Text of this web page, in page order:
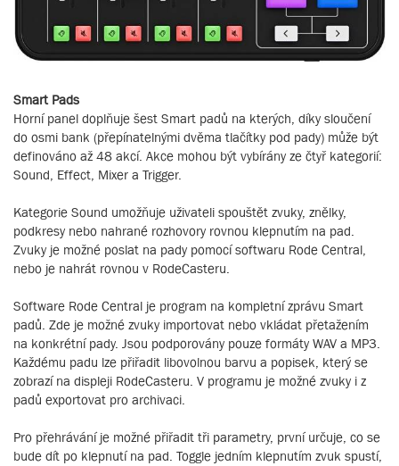
Smart Pads
Horní panel doplňuje šest Smart padů na kterých, díky sloučení
do osmi bank (přepínatelnými dvěma tlačítky pod pady) může být
definováno až 48 akcí. Akce mohou být vybírány ze čtyř kategorií:
Sound, Effect, Mixer a Trigger.
Kategorie Sound umožňuje uživateli spouštět zvuky, znělky,
podkresy nebo nahrané rozhovory rovnou klepnutím na pad.
Zvuky je možné poslat na pady pomocí softwaru Rode Central,
nebo je nahrát rovnou v RodeCasteru.
Software Rode Central je program na kompletní zprávu Smart
padů. Zde je možné zvuky importovat nebo vkládat přetažením
na konkrétní pady. Jsou podporovány pouze formáty WAV a MP3.
Každému padu lze přiřadit libovolnou barvu a popisek, který se
zobrazí na displeji RodeCasteru. V programu je možné zvuky i z
padů exportovat pro archivaci.
Pro přehrávání je možné přiřadit tři parametry, první určuje, co se
bude dít po klepnutí na pad. Toggle jedním klepnutím zvuk spustí,